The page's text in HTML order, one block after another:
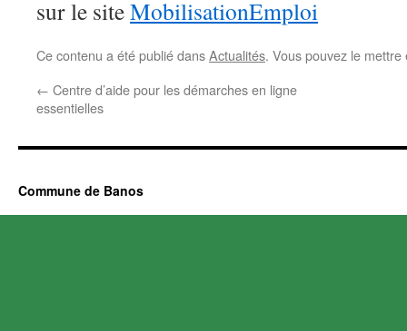
sur le siteMobilisationEmploi
Ce contenu a été publié dansActualités. Vous pouvez le
← Centre d’aide pour les démarches en ligne
essentielles
Commune de Banos